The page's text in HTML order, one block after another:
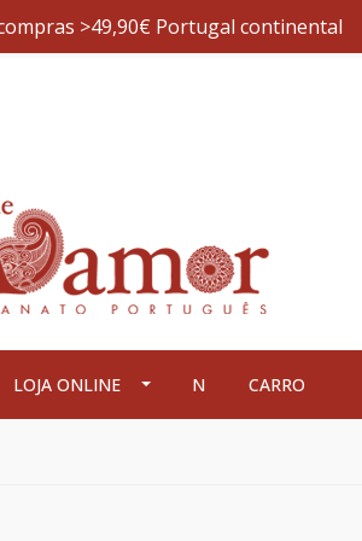
>49,90€ Portugal continental
LOJA ONLINE N CARRO